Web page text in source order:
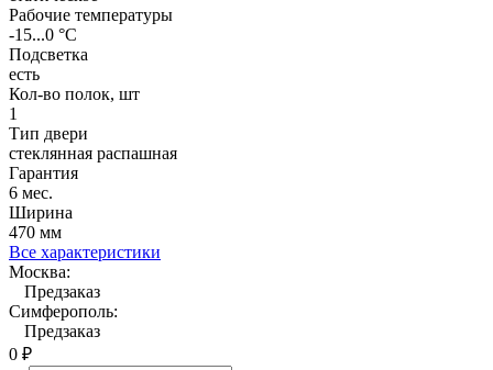
Рабочие температуры
-15...0 °C
Подсветка
есть
Кол-во полок, шт
1
Тип двери
стеклянная распашная
Гарантия
6 мес.
Ширина
470 мм
Все характеристики
Москва:
Предзаказ
Симферополь:
Предзаказ
0 ₽